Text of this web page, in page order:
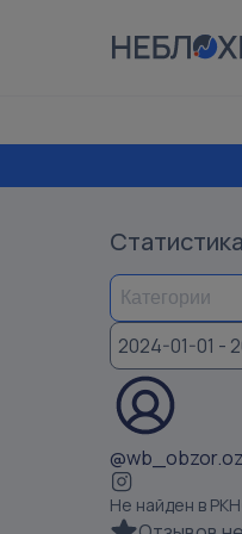
2024-01-01 -
Не найден в РКН